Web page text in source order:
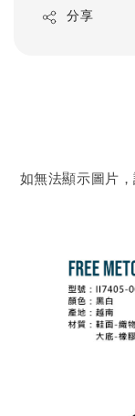
分享
如無法顯示圖片